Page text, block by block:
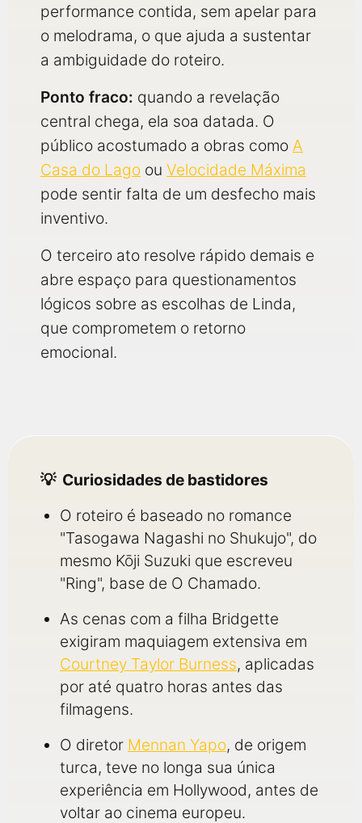
performance contida, sem apelar para
o melodrama, o que ajuda a sustentar
a ambiguidade do roteiro.
Ponto fraco: quando a revelação
central chega, ela soa datada. O
público acostumado a obras como A
Casa do Lago ou Velocidade Máxima
pode sentir falta de um desfecho mais
inventivo.
O terceiro ato resolve rápido demais e
abre espaço para questionamentos
lógicos sobre as escolhas de Linda,
que comprometem o retorno
emocional.
Curiosidades de bastidores
O roteiro é baseado no romance
"Tasogawa Nagashi no Shukujo", do
mesmo Kōji Suzuki que escreveu
"Ring", base de O Chamado.
As cenas com a filha Bridgette
exigiram maquiagem extensiva em
Courtney Taylor Burness, aplicadas
por até quatro horas antes das
filmagens.
O diretor Mennan Yapo, de origem
turca, teve no longa sua única
experiência em Hollywood, antes de
voltar ao cinema europeu.